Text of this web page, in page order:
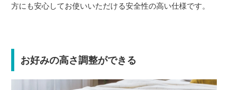
方にも安心してお使いいただける安全性の高い仕様です。
お好みの高さ調整ができる